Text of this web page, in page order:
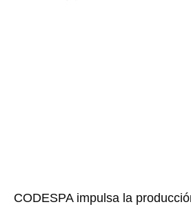
CODESPA impulsa la